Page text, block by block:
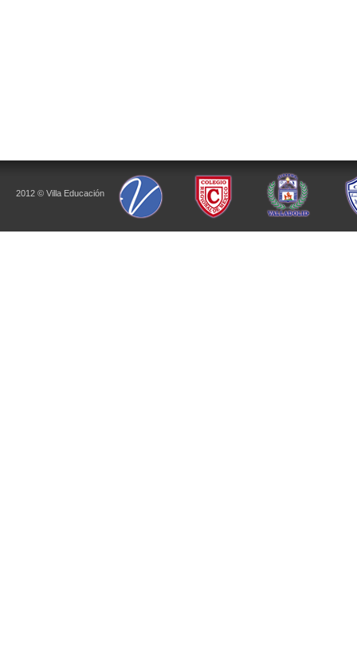
2012 © Villa Educación